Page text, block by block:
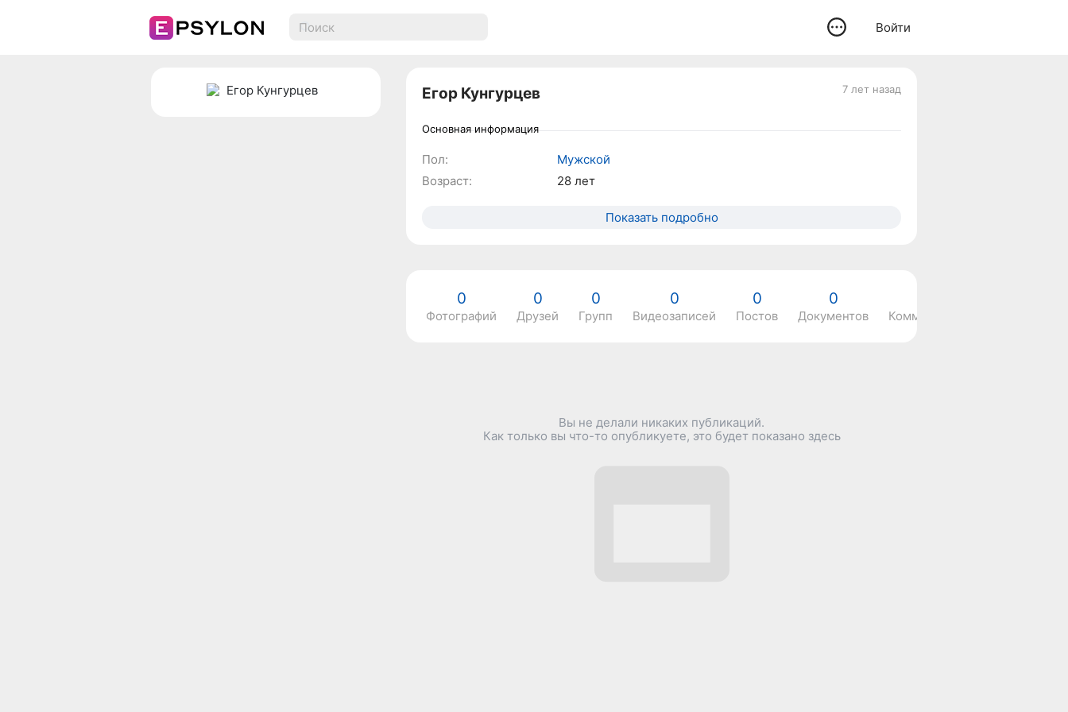
Войти
7 лет назад
Егор Кунгурцев
Основная информация
Пол:
Мужской
Возраст:
28 лет
Показать подробно
0
Фотографий
0
Друзей
0
Групп
0
Видеозаписей
0
Постов
0
Документов Комментариев
Вы не делали никаких публикаций.
Как только вы что-то опубликуете, это будет показано здесь